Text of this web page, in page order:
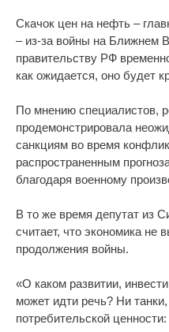
Скачок цен на нефть –
– из-за войны на Ближнем
правительству РФ
как ожидается, оно будет
По мнению специалистов,
продемонстрировала
санкциям во время
распространенным
благодаря военному
В то же время депутат из
считает, что экономика не
продолжения войны.
«О каком развитии,
может идти речь? Ни
потребительской